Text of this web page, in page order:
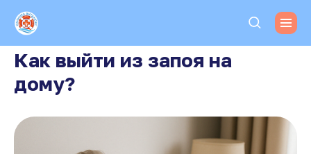
Как выйти из запоя на
дому?